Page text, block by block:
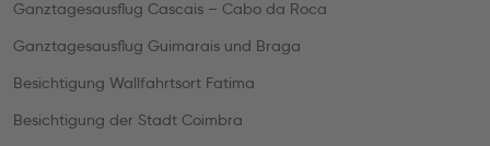
Ganztagesausflug Cascais – Cabo da Roca
Ganztagesausflug Guimarais und Braga
Besichtigung Wallfahrtsort Fatima
Besichtigung der Stadt Coimbra